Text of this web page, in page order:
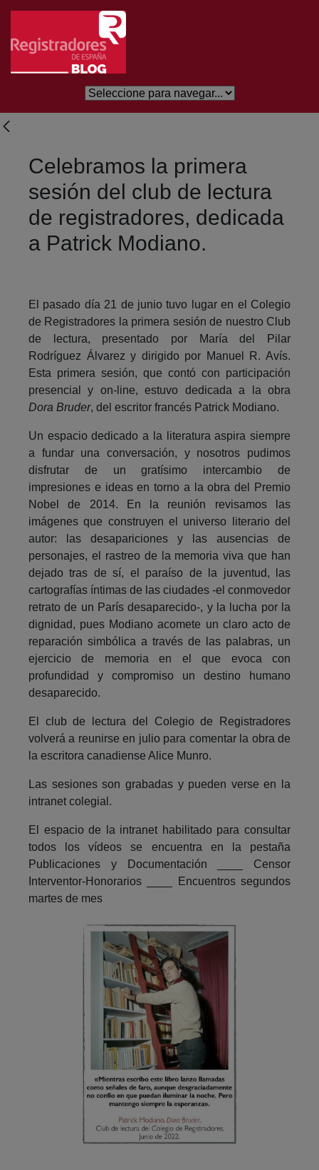
Skip to Main Content
Celebramos la primera
sesión del club de lectura
de registradores, dedicada
a Patrick Modiano.
El pasado día 21 de junio tuvo lugar en el Colegio
de Registradores la primera sesión de nuestro Club
de lectura, presentado por María del Pilar
Rodríguez Álvarez y dirigido por Manuel R. Avís.
Esta primera sesión, que contó con participación
presencial y on-line, estuvo dedicada a la obra
Dora Bruder, del escritor francés Patrick Modiano.
Un espacio dedicado a la literatura aspira siempre
a fundar una conversación, y nosotros pudimos
disfrutar de un gratísimo intercambio de
impresiones e ideas en torno a la obra del Premio
Nobel de 2014. En la reunión revisamos las
imágenes que construyen el universo literario del
autor: las desapariciones y las ausencias de
personajes, el rastreo de la memoria viva que han
dejado tras de sí, el paraíso de la juventud, las
cartografías íntimas de las ciudades -el conmovedor
retrato de un París desaparecido-, y la lucha por la
dignidad, pues Modiano acomete un claro acto de
reparación simbólica a través de las palabras, un
ejercicio de memoria en el que evoca con
profundidad y compromiso un destino humano
desaparecido.
El club de lectura del Colegio de Registradores
volverá a reunirse en julio para comentar la obra de
la escritora canadiense Alice Munro.
Las sesiones son grabadas y pueden verse en la
intranet colegial.
El espacio de la intranet habilitado para consultar
todos los vídeos se encuentra en la pestaña
Publicaciones y Documentación ____ Censor
Interventor-Honorarios ____ Encuentros segundos
martes de mes